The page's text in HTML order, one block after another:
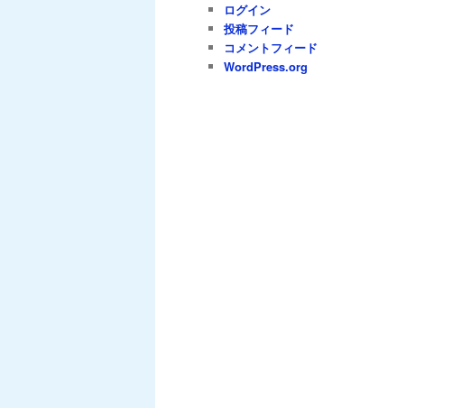
ログイン
投稿フィード
コメントフィード
WordPress.org